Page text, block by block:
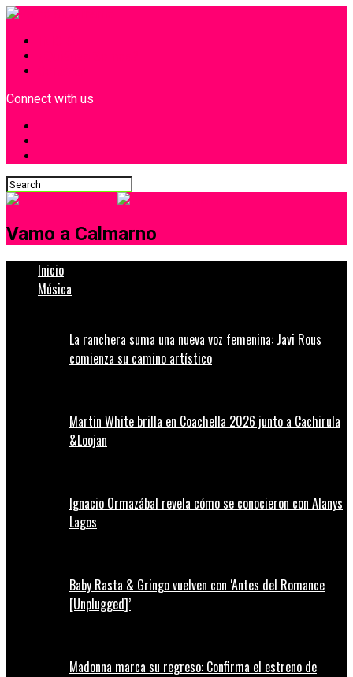
Connect with us
Vamo a Calmarno
Inicio
Música
La ranchera suma una nueva voz femenina: Javi Rous
comienza su camino artístico
Martin White brilla en Coachella 2026 junto a Cachirula
&Loojan
Ignacio Ormazábal revela cómo se conocieron con Alanys
Lagos
Baby Rasta & Gringo vuelven con ‘Antes del Romance
[Unplugged]’
Madonna marca su regreso: Confirma el estreno de